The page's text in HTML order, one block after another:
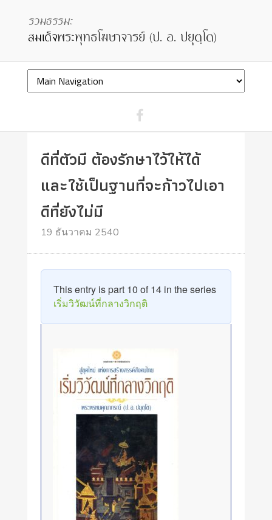
ดีที่ตัวมี ต้องรักษาไว้ให้ได้
และใช้เป็นฐานที่จะก้าวไปเอา
ดีที่ยังไม่มี
19 ธันวาคม 2540
This entry is part 10 of 14 in the series
เริ่มวิวัฒน์ที่กลางวิกฤติ